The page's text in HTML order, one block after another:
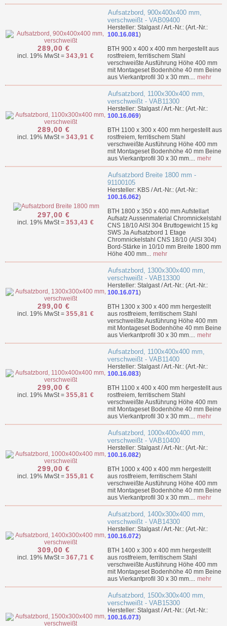
289,00 €
incl. 19% MwSt = 343,91 €
Aufsatzbord, 900x400x400 mm,
verschweißt - VAB09400
Hersteller: Stalgast / Art.-Nr.: (Art.-Nr.:
100.16.081)
BTH 900 x 400 x 400 mm hergestellt aus
rostfreiem, ferritischem Stahl
verschweißte Ausführung Höhe 400 mm
mit Montageset Bodenhöhe 40 mm Beine
aus Vierkantprofil 30 x 30 mm.... mehr
289,00 €
incl. 19% MwSt = 343,91 €
Aufsatzbord, 1100x300x400 mm,
verschweißt - VAB11300
Hersteller: Stalgast / Art.-Nr.: (Art.-Nr.:
100.16.069)
BTH 1100 x 300 x 400 mm hergestellt aus
rostfreiem, ferritischem Stahl
verschweißte Ausführung Höhe 400 mm
mit Montageset Bodenhöhe 40 mm Beine
aus Vierkantprofil 30 x 30 mm.... mehr
297,00 €
incl. 19% MwSt = 353,43 €
Aufsatzbord Breite 1800 mm -
91100105
Hersteller: KBS / Art.-Nr.: (Art.-Nr.:
100.16.062)
BTH 1800 x 350 x 400 mm Aufstellart
Aufsatz Aussenmaterial Chromnickelstahl
CNS 18/10 AISI 304 Bruttogewicht 15 kg
SWS Ja Aufsatzbord 1 Etage
Chromnickelstahl CNS 18/10 (AISI 304)
Bord-Stärke in 10/10 mm Breite 1800 mm
Höhe 400 mm... mehr
299,00 €
incl. 19% MwSt = 355,81 €
Aufsatzbord, 1300x300x400 mm,
verschweißt - VAB13300
Hersteller: Stalgast / Art.-Nr.: (Art.-Nr.:
100.16.071)
BTH 1300 x 300 x 400 mm hergestellt
aus rostfreiem, ferritischem Stahl
verschweißte Ausführung Höhe 400 mm
mit Montageset Bodenhöhe 40 mm Beine
aus Vierkantprofil 30 x 30 mm.... mehr
299,00 €
incl. 19% MwSt = 355,81 €
Aufsatzbord, 1100x400x400 mm,
verschweißt - VAB11400
Hersteller: Stalgast / Art.-Nr.: (Art.-Nr.:
100.16.083)
BTH 1100 x 400 x 400 mm hergestellt aus
rostfreiem, ferritischem Stahl
verschweißte Ausführung Höhe 400 mm
mit Montageset Bodenhöhe 40 mm Beine
aus Vierkantprofil 30 x 30 mm.... mehr
299,00 €
incl. 19% MwSt = 355,81 €
Aufsatzbord, 1000x400x400 mm,
verschweißt - VAB10400
Hersteller: Stalgast / Art.-Nr.: (Art.-Nr.:
100.16.082)
BTH 1000 x 400 x 400 mm hergestellt
aus rostfreiem, ferritischem Stahl
verschweißte Ausführung Höhe 400 mm
mit Montageset Bodenhöhe 40 mm Beine
aus Vierkantprofil 30 x 30 mm.... mehr
309,00 €
incl. 19% MwSt = 367,71 €
Aufsatzbord, 1400x300x400 mm,
verschweißt - VAB14300
Hersteller: Stalgast / Art.-Nr.: (Art.-Nr.:
100.16.072)
BTH 1400 x 300 x 400 mm hergestellt
aus rostfreiem, ferritischem Stahl
verschweißte Ausführung Höhe 400 mm
mit Montageset Bodenhöhe 40 mm Beine
aus Vierkantprofil 30 x 30 mm.... mehr
Aufsatzbord, 1500x300x400 mm,
verschweißt - VAB15300
Hersteller: Stalgast / Art.-Nr.: (Art.-Nr.:
100.16.073)